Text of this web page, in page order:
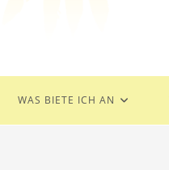
WAS BIETE ICH AN